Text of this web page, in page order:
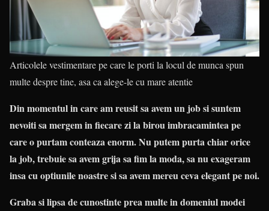
Articolele vestimentare pe care le porti la locul de munca spun
multe despre tine, asa ca alege-le cu mare atentie
Din momentul in care am reusit sa avem un job si suntem
nevoiti sa mergem in fiecare zi la birou imbracamintea pe
care o purtam conteaza enorm. Nu putem purta chiar orice
la job, trebuie sa avem grija sa fim la moda, sa nu exageram
insa cu optiunile noastre si sa avem mereu ceva elegant pe noi.
Graba si lipsa de cunostinte prea multe in domeniul modei